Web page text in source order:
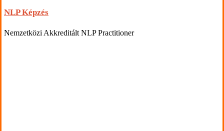
NLP Képzés
Nemzetközi Akkreditált NLP Practitioner